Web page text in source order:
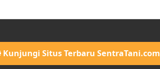
Kunjungi Situs Terbaru SentraTani.com